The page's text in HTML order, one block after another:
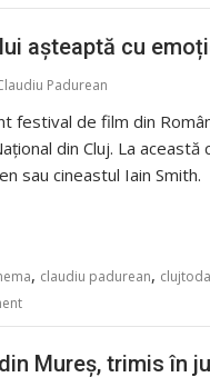
așteaptă cu
Padurean
festival de film din
din Cluj. La
sau cineastul Iain Smith.
, claudiu padurean,
Mureș, trimis în